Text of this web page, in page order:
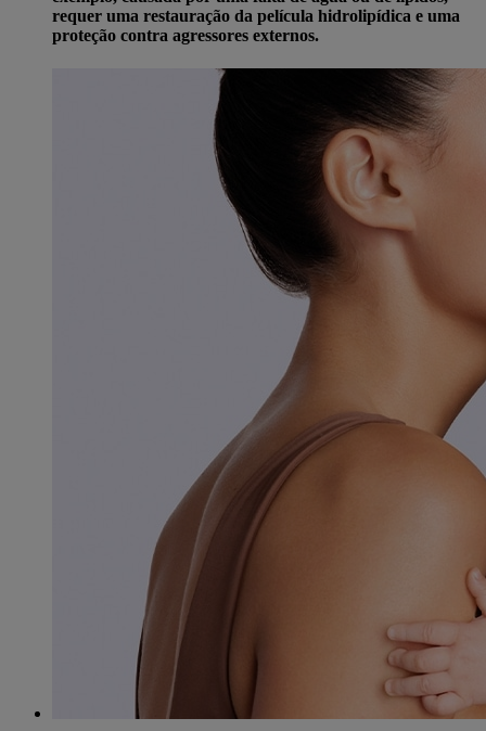
requer uma restauração da película hidrolipídica e uma
proteção contra agressores externos.